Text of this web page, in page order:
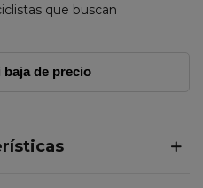
que buscan
baja de precio